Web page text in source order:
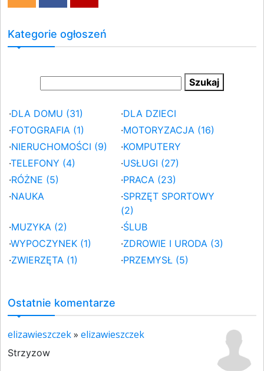
Kategorie ogłoszeń
·DLA DOMU (31) ·DLA DZIECI
·FOTOGRAFIA (1) ·MOTORYZACJA (16)
·NIERUCHOMOŚCI (9) ·KOMPUTERY
·TELEFONY (4) ·USŁUGI (27)
·RÓŻNE (5) ·PRACA (23)
·NAUKA ·SPRZĘT SPORTOWY
(2)
·MUZYKA (2) ·ŚLUB
·WYPOCZYNEK (1) ·ZDROWIE I URODA (3)
·ZWIERZĘTA (1) ·PRZEMYSŁ (5)
Ostatnie komentarze
elizawieszczek» elizawieszczek
Strzyzow